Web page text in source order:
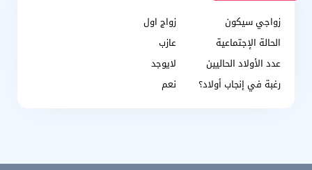
زواجي سيكون
زواج اول
الحالة الإجتماعية
عازب
عدد الأولاد الحاليين
لايوجد
رغبة في إنجاب أولاد؟
نعم